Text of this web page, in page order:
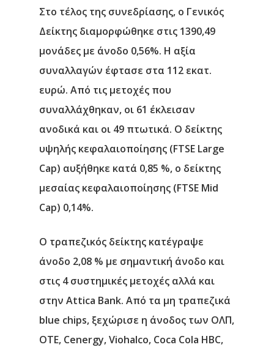
Στο τέλος της συνεδρίασης, ο Γενικός
Δείκτης διαμορφώθηκε στις 1390,49
μονάδες με άνοδο 0,56%. Η αξία
συναλλαγών έφτασε στα 112 εκατ.
ευρώ. Από τις μετοχές που
συναλλάχθηκαν, οι 61 έκλεισαν
ανοδικά και οι 49 πτωτικά. Ο δείκτης
υψηλής κεφαλαιοποίησης (FTSE Large
Cap) αυξήθηκε κατά 0,85 %, ο δείκτης
μεσαίας κεφαλαιοποίησης (FTSE Mid
Cap) 0,14%.
Ο τραπεζικός δείκτης κατέγραψε
άνοδο 2,08 % με σημαντική άνοδο και
στις 4 συστημικές μετοχές αλλά και
στην Attica Bank. Από τα μη τραπεζικά
blue chips, ξεχώρισε η άνοδος των ΟΛΠ,
ΟΤΕ, Cenergy, Viohalco, Coca Cola HBC,
Αρχική
Υπηρεσίες